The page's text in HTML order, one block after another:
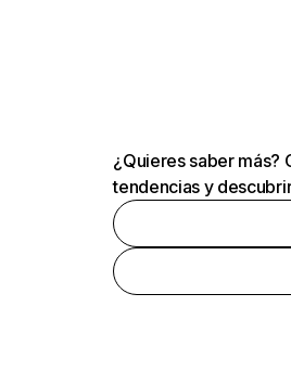
¿Quieres saber más?
tendencias y